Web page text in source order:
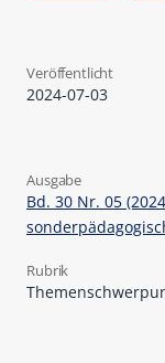
Veröffentlicht
2024-07-03
Ausgabe
Bd. 30 Nr. 05
Rubrik